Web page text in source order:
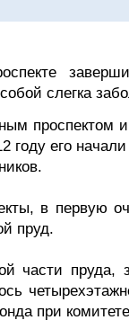
слегка
проспектом
его
в первую
пруд.
части пруда,
при комитете